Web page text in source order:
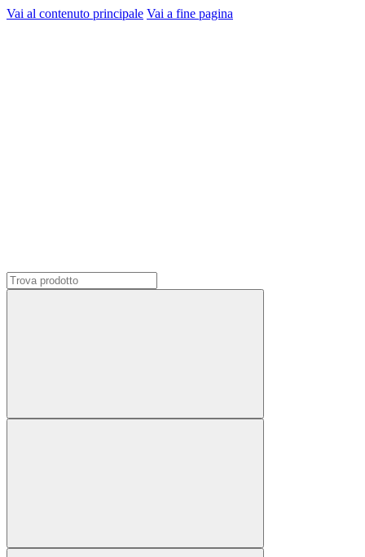
Vai al contenuto principale Vai a fine pagina